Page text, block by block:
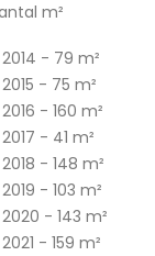
m²
2014 - 79 m²
2015 - 75 m²
2016 - 160 m²
2017 - 41 m²
2018 - 148 m²
2019 - 103 m²
2020 - 143 m²
2021 - 159 m²